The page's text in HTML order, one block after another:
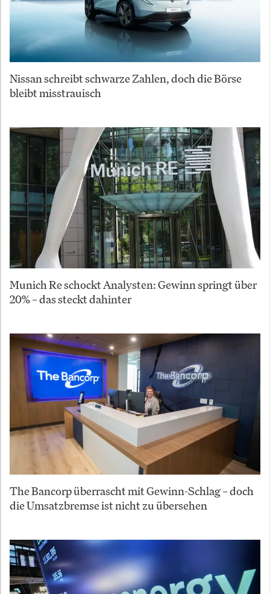
Nissan schreibt schwarze Zahlen, doch die Börse
bleibt misstrauisch
Munich Re schockt Analysten: Gewinn springt über
20% – das steckt dahinter
The Bancorp überrascht mit Gewinn-Schlag – doch
die Umsatzbremse ist nicht zu übersehen